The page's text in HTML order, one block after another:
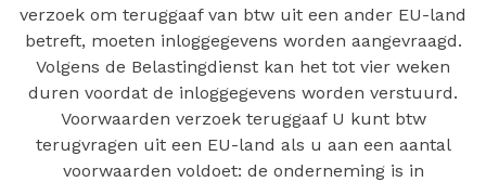
verzoek om teruggaaf van btw uit een ander EU-land
betreft, moeten inloggegevens worden aangevraagd.
Volgens de Belastingdienst kan het tot vier weken
duren voordat de inloggegevens worden verstuurd.
Voorwaarden verzoek teruggaaf U kunt btw
terugvragen uit een EU-land als u aan een aantal
voorwaarden voldoet: de onderneming is in